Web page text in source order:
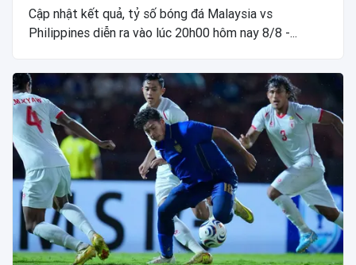
Cập nhật kết quả, tỷ số bóng đá Malaysia vs
Philippines diễn ra vào lúc 20h00 hôm nay 8/8 -...